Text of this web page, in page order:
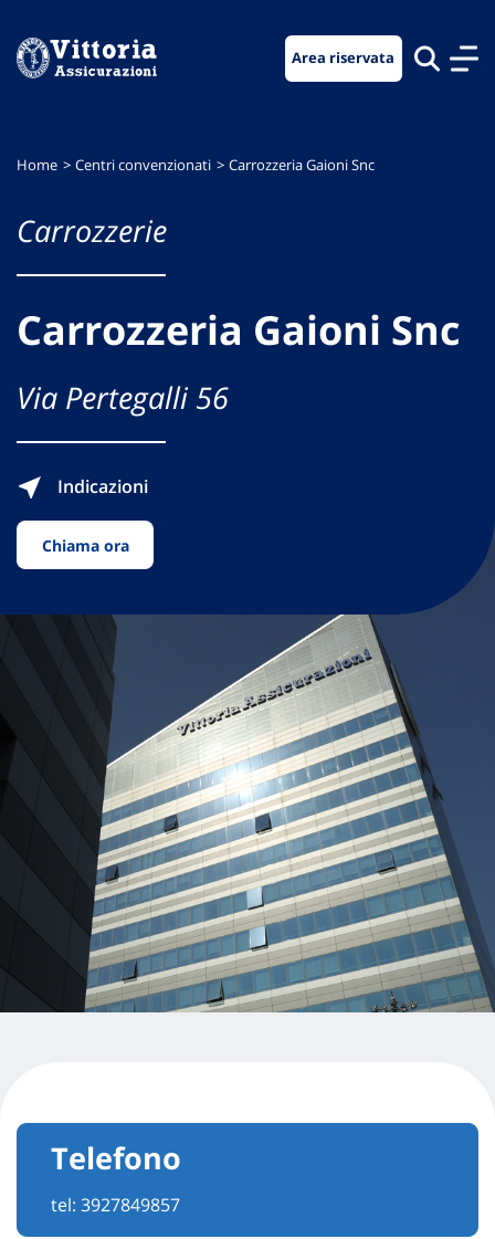
menu
contenuto
footer
Area riservata
Home Centri convenzionati Carrozzeria Gaioni Snc
Carrozzerie
Carrozzeria Gaioni Snc
Via Pertegalli 56
Indicazioni
Chiama ora
Telefono
tel: 3927849857